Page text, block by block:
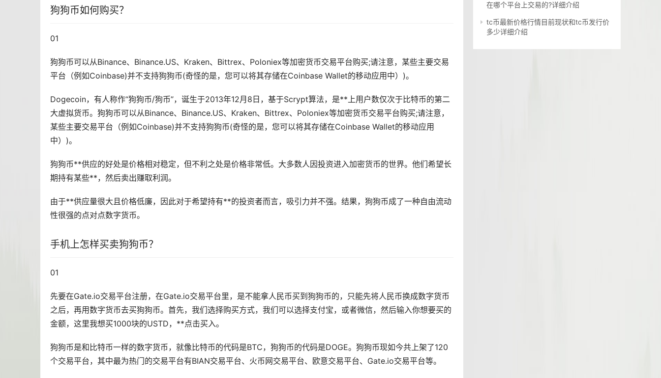
狗狗币如何购买？
01
狗狗币可以从Binance、Binance.US、Kraken、Bittrex、Poloniex等加密货币交易平台购买;请注意，某些主要交易
平台（例如Coinbase)并不支持狗狗币(奇怪的是，您可以将其存储在Coinbase Wallet的移动应用中）)。
Dogecoin，有人称作“狗狗币/狗币”，诞生于2013年12月8日，基于Scrypt算法，是**上用户数仅次于比特币的第二
大虚拟货币。狗狗币可以从Binance、Binance.US、Kraken、Bittrex、Poloniex等加密货币交易平台购买;请注意，
某些主要交易平台（例如Coinbase)并不支持狗狗币(奇怪的是，您可以将其存储在Coinbase Wallet的移动应用
中）)。
狗狗币**供应的好处是价格相对稳定，但不利之处是价格非常低。大多数人因投资进入加密货币的世界。他们希望长
期持有某些**，然后卖出赚取利润。
由于**供应量很大且价格低廉，因此对于希望持有**的投资者而言，吸引力并不强。结果，狗狗币成了一种自由流动
性很强的点对点数字货币。
手机上怎样买卖狗狗币？
01
先要在Gate.io交易平台注册，在Gate.io交易平台里，是不能拿人民币买到狗狗币的，只能先将人民币换成数字货币
之后，再用数字货币去买狗狗币。首先，我们选择购买方式，我们可以选择支付宝，或者微信，然后输入你想要买的
金额，这里我想买1000块的USTD，**点击买入。
狗狗币是和比特币一样的数字货币，就像比特币的代码是BTC，狗狗币的代码是DOGE。狗狗币现如今共上架了120
个交易平台，其中最为热门的交易平台有BIAN交易平台、火币网交易平台、 欧意交易平台、Gate.io交易平台等。
在哪个平台上交易的?详细介绍
tc币最新价格行情目前现状和tc币发行价
多少详细介绍